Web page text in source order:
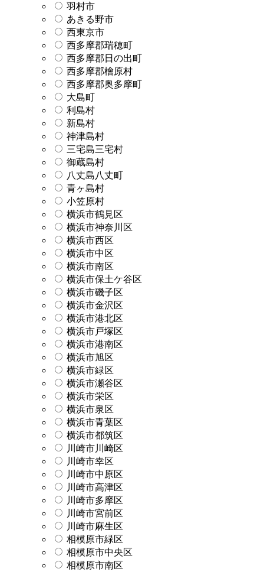
羽村市
あきる野市
西東京市
西多摩郡瑞穂町
西多摩郡日の出町
西多摩郡檜原村
西多摩郡奥多摩町
大島町
利島村
新島村
神津島村
三宅島三宅村
御蔵島村
八丈島八丈町
青ヶ島村
小笠原村
横浜市鶴見区
横浜市神奈川区
横浜市西区
横浜市中区
横浜市南区
横浜市保土ケ谷区
横浜市磯子区
横浜市金沢区
横浜市港北区
横浜市戸塚区
横浜市港南区
横浜市旭区
横浜市緑区
横浜市瀬谷区
横浜市栄区
横浜市泉区
横浜市青葉区
横浜市都筑区
川崎市川崎区
川崎市幸区
川崎市中原区
川崎市高津区
川崎市多摩区
川崎市宮前区
川崎市麻生区
相模原市緑区
相模原市中央区
相模原市南区